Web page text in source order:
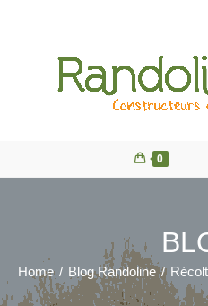
0
Home / Blog Randoline /